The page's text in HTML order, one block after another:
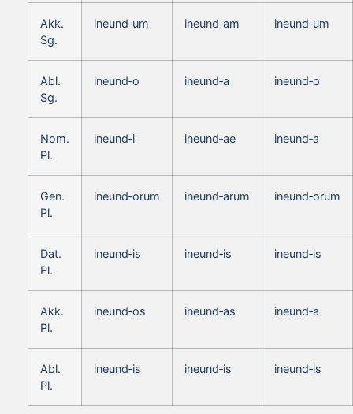
Akk.
Sg.
ineund‑um ineund‑am ineund‑um
Abl.
Sg.
ineund‑o ineund‑a ineund‑o
Nom.
Pl.
ineund‑i ineund‑ae ineund‑a
Gen.
Pl.
ineund‑orum ineund‑arum ineund‑orum
Dat.
Pl.
ineund‑is ineund‑is ineund‑is
Akk.
Pl.
ineund‑os ineund‑as ineund‑a
Abl.
Pl.
ineund‑is ineund‑is ineund‑is